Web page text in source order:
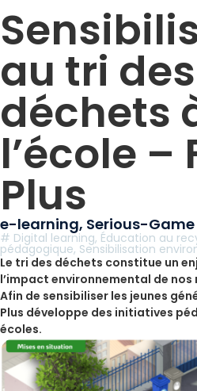
au tri des
déchets
l’école –
Plus
e-learning, Serious-Game
# Digital learning, Éducation au
pédagogique, Sensibilisation
Le tri des déchets constitue un
l’impact environnemental de
Afin de sensibiliser les jeunes
Plus développe des initiatives
écoles.